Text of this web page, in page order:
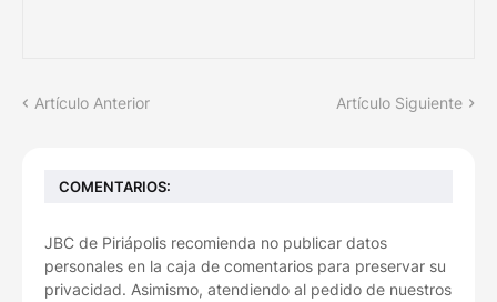
Artículo Anterior Artículo Siguiente
COMENTARIOS:
JBC de Piriápolis recomienda no publicar datos
personales en la caja de comentarios para preservar su
privacidad. Asimismo, atendiendo al pedido de nuestros